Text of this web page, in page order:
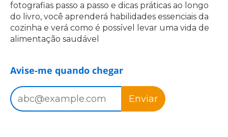
fotografias passo a passo e dicas práticas ao longo
do livro, você aprenderá habilidades essenciais da
cozinha e verá como é possível levar uma vida de
alimentação saudável
Avise-me quando chegar
Enviar